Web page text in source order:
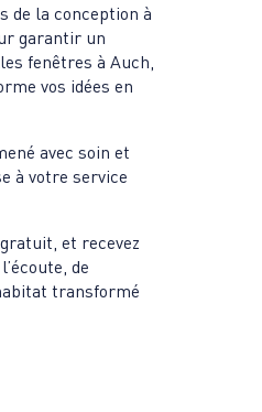
de la conception à
garantir un
fenêtres à Auch,
vos idées en
avec soin et
à votre service
et recevez
de
transformé